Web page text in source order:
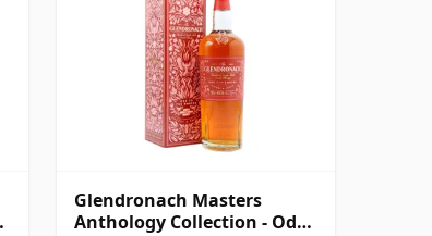
Glendronach Masters
Anthology Collection - Ode